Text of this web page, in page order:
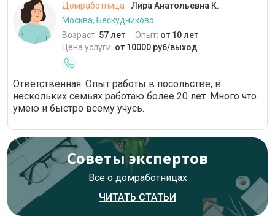
Домработница
Лира Анатольевна К.
Москва, Бескудниково
Возраст: 57 лет Опыт: от 10 лет
Цена услуги: от 10000 руб/выход
Ответственная. Опыт работы в посольстве, в
нескольких семьях работаю более 20 лет. Много что
умею и быстро всему учусь.
Советы экспертов
Все о домработницах
ЧИТАТЬ СТАТЬИ